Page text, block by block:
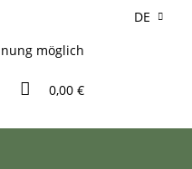
DE
möglich
0,00 €